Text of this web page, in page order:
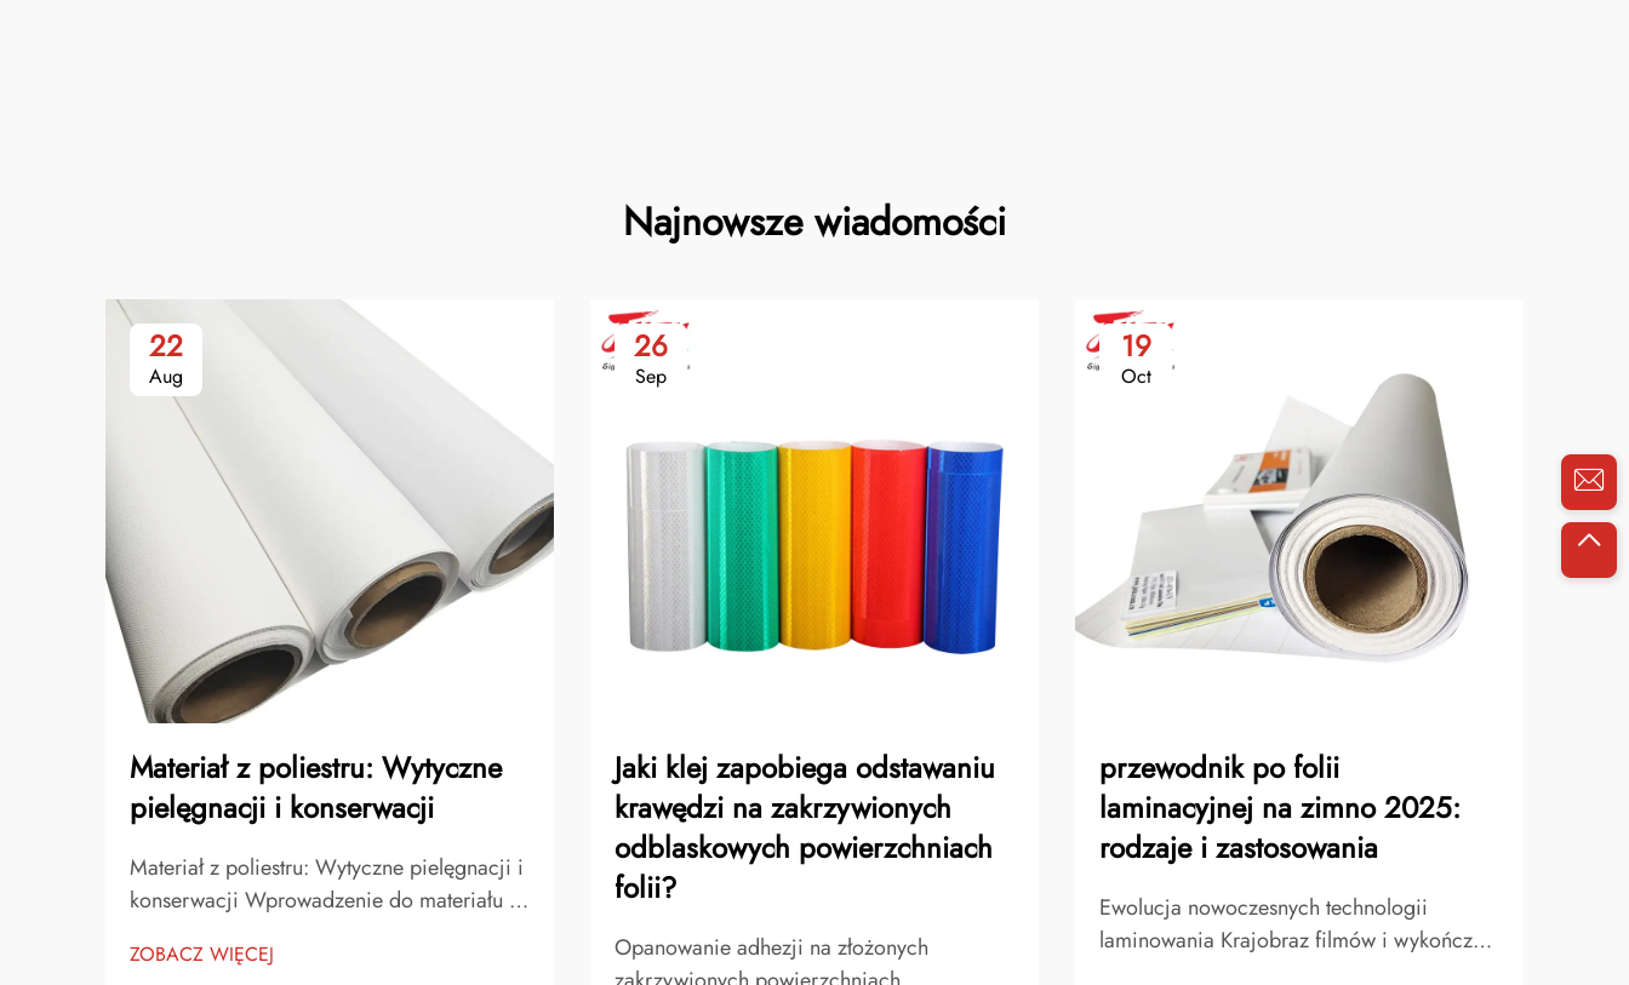
Najnowsze wiadomości
22
Aug
Materiał z poliestru: Wytyczne
pielęgnacji i konserwacji
Materiał z poliestru: Wytyczne pielęgnacji i
konserwacji Wprowadzenie do materiału z
najczęściej używanych materiałów
ZOBACZ WIĘCEJ
26
Sep
Jaki klej zapobiega odstawaniu
krawędzi na zakrzywionych
odblaskowych powierzchniach
folii?
Opanowanie adhezji na złożonych
19
Oct
przewodnik po folii
laminacyjnej na zimno 2025:
rodzaje i zastosowania
Ewolucja nowoczesnych technologii
laminowania Krajobraz filmów i wykończeń